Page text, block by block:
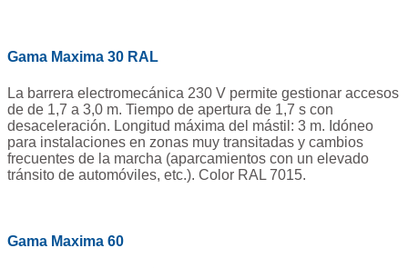
Gama Maxima 30 RAL
La barrera electromecánica 230 V permite gestionar accesos
de de 1,7 a 3,0 m. Tiempo de apertura de 1,7 s con
desaceleración. Longitud máxima del mástil: 3 m. Idóneo
para instalaciones en zonas muy transitadas y cambios
frecuentes de la marcha (aparcamientos con un elevado
tránsito de automóviles, etc.). Color RAL 7015.
Gama Maxima 60